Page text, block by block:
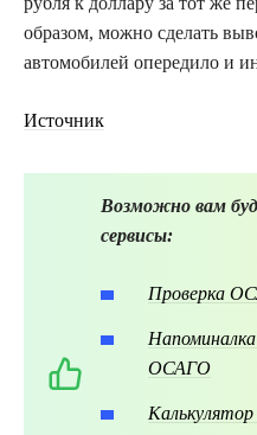
образом, можно сделать
автомобилей опередило и
Источник
Возможно вам
сервисы:
Проверка
ОСАГО